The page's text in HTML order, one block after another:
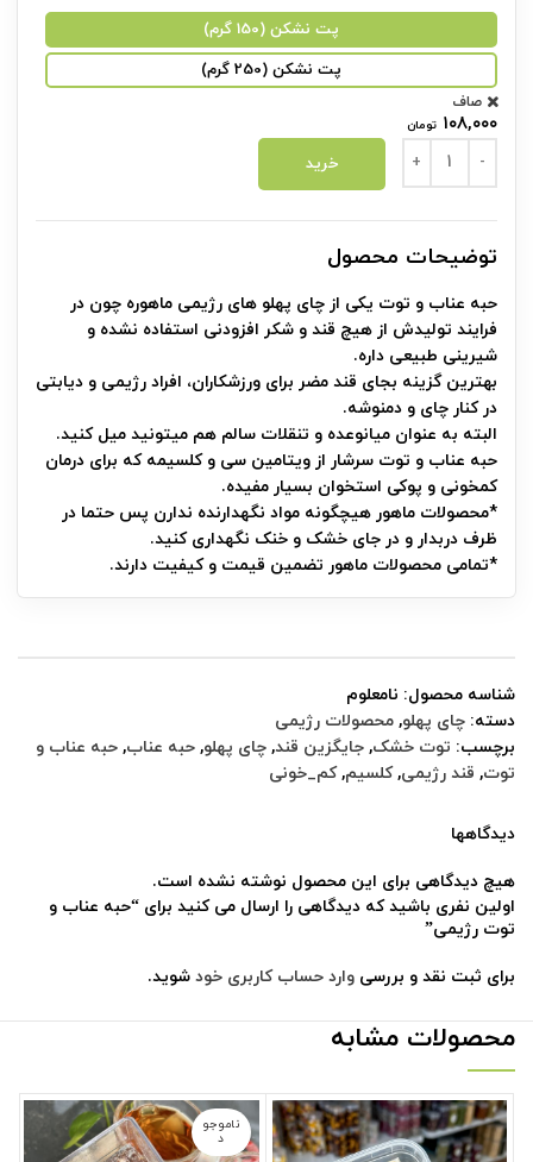
پت نشکن (150 گرم)
پت نشکن (250 گرم)
صاف
۱۰۸,۰۰۰ تومان
حبه عناب و توت رژیمی عدد
خرید
توضیحات محصول
حبه عناب و توت یکی از چای پهلو های رژیمی ماهوره چون در
فرایند تولیدش از هیچ قند و شکر افزودنی استفاده نشده و
شیرینی طبیعی داره.
بهترین گزینه بجای قند مضر برای ورزشکاران، افراد رژیمی و دیابتی
در کنار چای و دمنوشه.
البته به عنوان میانوعده و تنقلات سالم هم میتونید میل کنید.
حبه عناب و توت سرشار از ویتامین سی و کلسیمه که برای درمان
کمخونی و پوکی استخوان بسیار مفیده.
*محصولات ماهور هیچگونه مواد نگهدارنده ندارن پس حتما در
ظرف دربدار و در جای خشک و خنک نگهداری کنید.
*تمامی محصولات ماهور تضمین قیمت و کیفیت دارند.
شناسه محصول: نامعلوم
دسته: چای پهلو, محصولات رژیمی
برچسب: توت خشک, جایگزین قند, چای پهلو, حبه عناب, حبه عناب و
توت, قند رژیمی, کلسیم, کم_خونی
دیدگاهها
هیچ دیدگاهی برای این محصول نوشته نشده است.
اولین نفری باشید که دیدگاهی را ارسال می کنید برای “حبه عناب و
توت رژیمی”
برای ثبت نقد و بررسی وارد حساب کاربری خود شوید.
محصولات مشابه
ناموجو
د